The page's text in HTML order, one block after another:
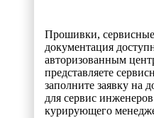
Прошивки,
документация
авторизованным
представляете
заполните заявку на
для сервис
курирующего